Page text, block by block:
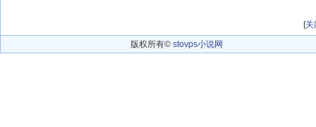
[关
版权所有© stovps小说网